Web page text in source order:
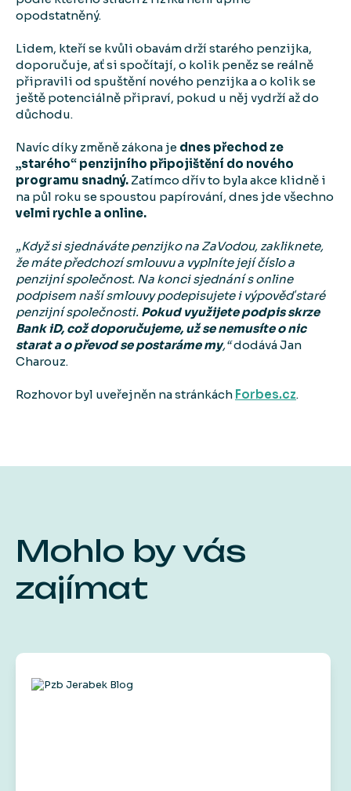
opodstatněný.
Lidem, kteří se kvůli obavám drží starého penzijka,
doporučuje, ať si spočítají, o kolik peněz se reálně
připravili od spuštění nového penzijka a o kolik se
ještě potenciálně připraví, pokud u něj vydrží až do
důchodu.
Navíc díky změně zákona je dnes přechod ze
„starého“ penzijního připojištění do nového
programu snadný. Zatímco dřív to byla akce klidně i
na půl roku se spoustou papírování, dnes jde všechno
velmi rychle a online.
„Když si sjednáváte penzijko na ZaVodou, zakliknete,
že máte předchozí smlouvu a vyplníte její číslo a
penzijní společnost. Na konci sjednání s online
podpisem naší smlouvy podepisujete i výpověď staré
penzijní společnosti. Pokud využijete podpis skrze
Bank iD, což doporučujeme, už se nemusíte o nic
starat a o převod se postaráme my,“dodává Jan
Charouz.
Rozhovor byl uveřejněn na stránkách Forbes.cz.
Mohlo by vás
zajímat